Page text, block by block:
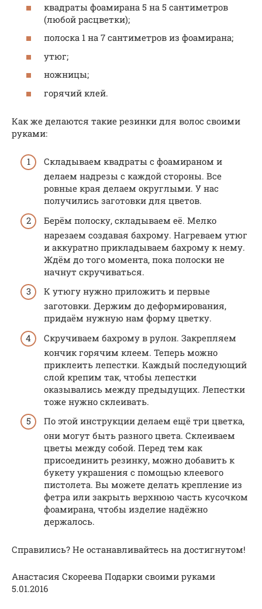
квадраты фоамирана 5 на 5 сантиметров
(любой расцветки);
полоска 1 на 7 сантиметров из фоамирана;
утюг;
ножницы;
горячий клей.
Как же делаются такие резинки для волос своими
руками:
Складываем квадраты с фоамираном и
делаем надрезы с каждой стороны. Все
ровные края делаем округлыми. У нас
получились заготовки для цветов.
Берём полоску, складываем её. Мелко
нарезаем создавая бахрому. Нагреваем утюг
и аккуратно прикладываем бахрому к нему.
Ждём до того момента, пока полоски не
начнут скручиваться.
К утюгу нужно приложить и первые
заготовки. Держим до деформирования,
придаём нужную нам форму цветку.
Скручиваем бахрому в рулон. Закрепляем
кончик горячим клеем. Теперь можно
приклеить лепестки. Каждый последующий
слой крепим так, чтобы лепестки
оказывались между предыдущих. Лепестки
тоже нужно склеивать.
По этой инструкции делаем ещё три цветка,
они могут быть разного цвета. Склеиваем
цветы между собой. Перед тем как
присоединить резинку, можно добавить к
букету украшения с помощью клеевого
пистолета. Вы можете делать крепление из
фетра или закрыть верхнюю часть кусочком
фоамирана, чтобы изделие надёжно
держалось.
Справились? Не останавливайтесь на достигнутом!
Анастасия Скореева Подарки своими руками
5.01.2016